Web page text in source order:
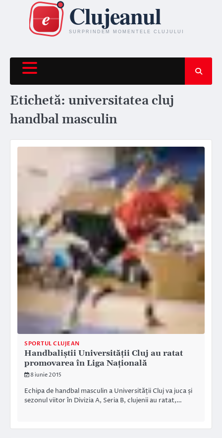
content
Etichetă: universitatea cluj
handbal masculin
SPORTUL CLUJEAN
Handbaliștii Universității Cluj au ratat
promovarea în Liga Națională
8 iunie 2015
Echipa de handbal masculin a Universității Cluj va juca și
sezonul viitor în Divizia A, Seria B, clujenii au ratat,…